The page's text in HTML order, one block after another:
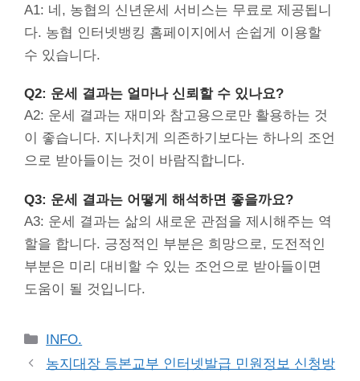
A1: 네, 농협의 신년운세 서비스는 무료로 제공됩니
다. 농협 인터넷뱅킹 홈페이지에서 손쉽게 이용할
수 있습니다.
Q2: 운세 결과는 얼마나 신뢰할 수 있나요?
A2: 운세 결과는 재미와 참고용으로만 활용하는 것
이 좋습니다. 지나치게 의존하기보다는 하나의 조언
으로 받아들이는 것이 바람직합니다.
Q3: 운세 결과는 어떻게 해석하면 좋을까요?
A3: 운세 결과는 삶의 새로운 관점을 제시해주는 역
할을 합니다. 긍정적인 부분은 희망으로, 도전적인
부분은 미리 대비할 수 있는 조언으로 받아들이면
도움이 될 것입니다.
Categories
INFO.
농지대장 등본교부 인터넷발급 민원정보 신청방